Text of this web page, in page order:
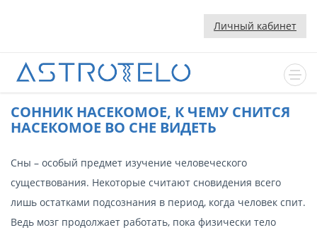
Личный кабинет
CОННИК НАСЕКОМОЕ, К ЧЕМУ СНИТСЯ
НАСЕКОМОЕ ВО СНЕ ВИДЕТЬ
Сны – особый предмет изучение человеческого
существования. Некоторые считают сновидения всего
лишь остатками подсознания в период, когда человек спит.
Ведь мозг продолжает работать, пока физически тело